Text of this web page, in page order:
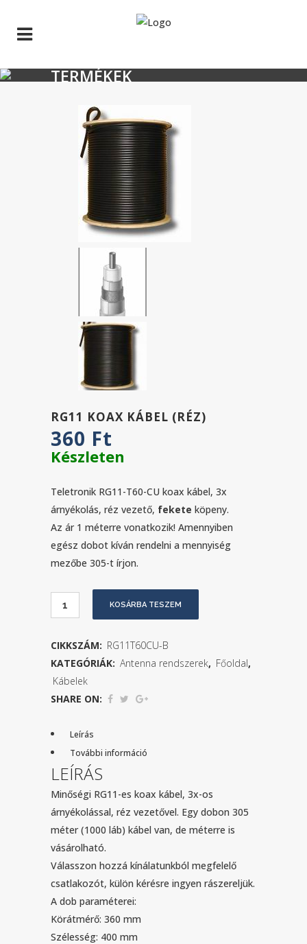
TERMÉKEK
RG11 KOAX KÁBEL (RÉZ)
360 Ft
Készleten
Teletronik RG11-T60-CU koax kábel, 3x
árnyékolás, réz vezető, fekete köpeny.
Az ár 1 méterre vonatkozik! Amennyiben
egész dobot kíván rendelni a mennyiség
mezőbe 305-t írjon.
RG11
(réz)
mennyiség
KOSÁRBA TESZEM
CIKKSZÁM: RG11T60CU-B
KATEGÓRIÁK: Antenna rendszerek, Főoldal,
Kábelek
SHARE ON:
Leírás
További információ
LEÍRÁS
Minőségi RG11-es koax kábel, 3x-os
árnyékolással, réz vezetővel. Egy dobon 305
méter (1000 láb) kábel van, de méterre is
vásárolható.
Válasszon hozzá kínálatunkból megfelelő
csatlakozót, külön kérésre ingyen rászereljük.
A dob paraméterei:
Körátmérő: 360 mm
Szélesség: 400 mm